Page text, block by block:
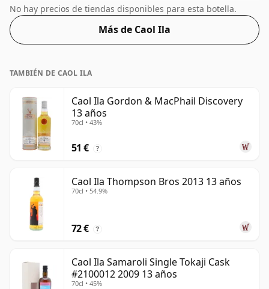
se embotella con la intensidad ideal para sorber. Se
presenta en botella de tamaño normal de 70cl.
No hay precios de tiendas disponibles para esta botella.
Más de Caol Ila
TAMBIÉN DE CAOL ILA
Caol Ila Gordon & MacPhail Discovery
13 años
70cl • 43%
51 € ?
Caol Ila Thompson Bros 2013 13 años
70cl • 54.9%
72 € ?
Caol Ila Samaroli Single Tokaji Cask
#2100012 2009 13 años
70cl • 45%